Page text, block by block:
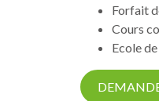
Forfait
Cours
Ecole